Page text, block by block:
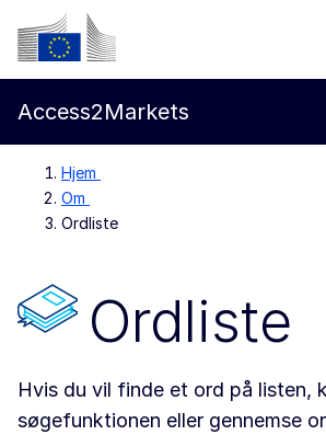
Gå til indholdet
Europa-Kommissionen
Access2Markets
Hjem
Om
Ordliste
Ordliste
Hvis du vil finde et ord på listen,
søgefunktionen eller gennemse